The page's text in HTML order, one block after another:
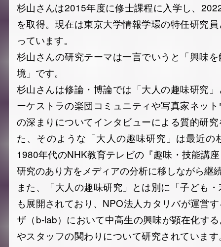
杉山さんは2015年度に修士課程に入学し、
を取得。現在は東京大学情報学環の特任研究
っています。
杉山さんの研究テーマは一言でいうと「興味
境」です。
杉山さんは修論・博論では「大人の趣味研究
ーケストラの楽団コミュニティや写真家ネッ
の深まりについてインタビューによる質的研
た、そのような「大人の趣味研究」は最近の
1980年代のNHK教育テレビの『趣味・技能講
研究のあり方をメディアの分析に移しながら継
また、「大人の趣味研究」とは別に「子ども
も展開されており、NPO法人カタリバが運営
ザ（b-lab）において中高生の興味が顕在化す
やスタッフの関わりについて研究されていま